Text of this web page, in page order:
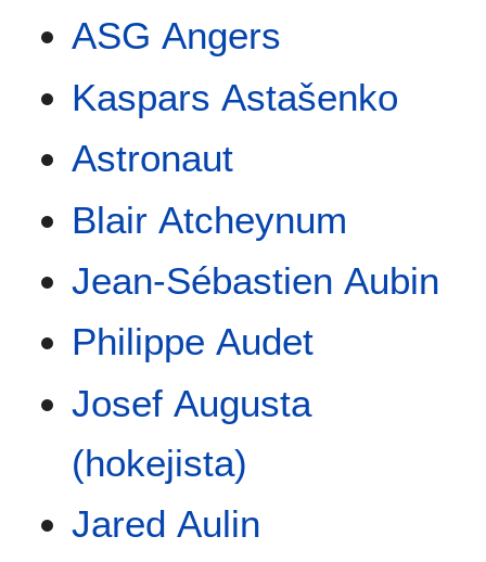
ASG Angers
Kaspars Astašenko
Astronaut
Blair Atcheynum
Jean-Sébastien Aubin
Philippe Audet
Josef Augusta
(hokejista)
Jared Aulin